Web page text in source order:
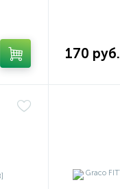
170 руб.